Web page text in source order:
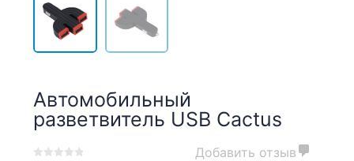
Автомобильный
разветвитель USB Cactus
Добавить отзыв